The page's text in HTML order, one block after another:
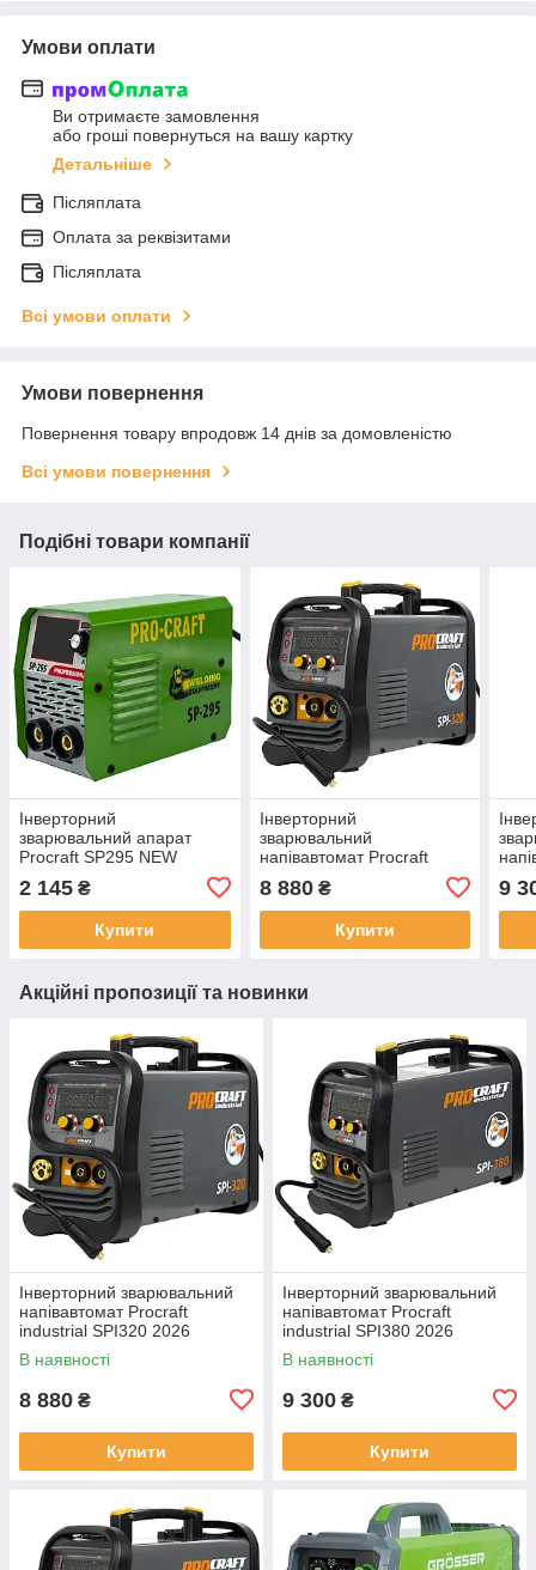
Умови оплати
Ви отримаєте замовлення
або гроші повернуться на вашу картку
Детальніше
Післяплата
Оплата за реквізитами
Післяплата
Всі умови оплати
Умови повернення
Повернення товару впродовж 14 днів за домовленістю
Всі умови повернення
Подібні товари компанії
Інверторний
зварювальний апарат
Procraft SP295 NEW
2 145 ₴
Купити
Інверторний
зварювальний
напівавтомат Procraft
8 880₴
Купити
9
Акційні пропозиції та новинки
Інверторний зварювальний
напівавтомат Procraft
industrial SPI320 2026
В наявності
8 880 ₴
Купити
Інверторний зварювальний
напівавтомат Procraft
industrial SPI380 2026
В наявності
9 300 ₴
Купити